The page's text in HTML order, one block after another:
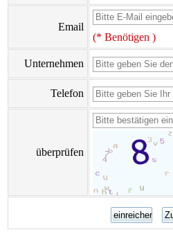
Email
(* Benötigen )
Unternehmen
Telefon
überprüfen